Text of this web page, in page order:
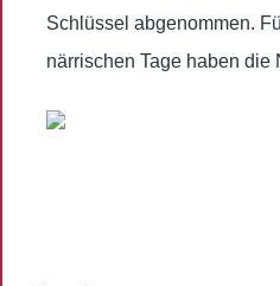
Schlüssel abgenommen.
närrischen Tage haben die